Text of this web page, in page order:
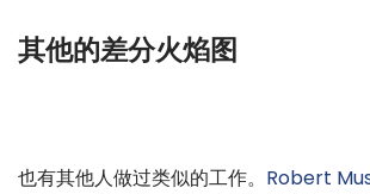
其他的差分火焰图
也有其他人做过类似的工作。 Robert